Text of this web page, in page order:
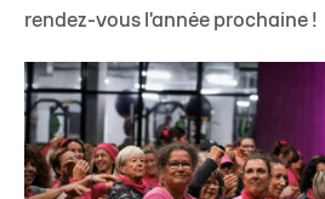
rendez-vous l'année prochaine !